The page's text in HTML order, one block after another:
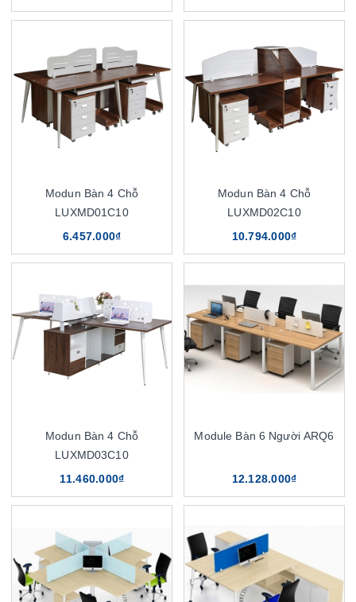
Modun Bàn 4 Chỗ
LUXMD01C10
6.457.000₫
Modun Bàn 4 Chỗ
LUXMD02C10
10.794.000₫
Modun Bàn 4 Chỗ
LUXMD03C10
11.460.000₫
Module Bàn 6 Người ARQ6
12.128.000₫